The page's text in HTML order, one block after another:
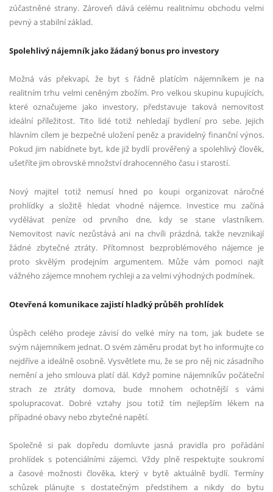
zúčastněné strany. Zároveň dává celému realitnímu obchodu velmi
pevný a stabilní základ.
Spolehlivý nájemník jako žádaný bonus pro investory
Možná vás překvapí, že byt s řádně platícím nájemníkem je na
realitním trhu velmi ceněným zbožím. Pro velkou skupinu kupujících,
které označujeme jako investory, představuje taková nemovitost
ideální příležitost. Tito lidé totiž nehledají bydlení pro sebe. Jejich
hlavním cílem je bezpečné uložení peněz a pravidelný finanční výnos.
Pokud jim nabídnete byt, kde již bydlí prověřený a spolehlivý člověk,
ušetříte jim obrovské množství drahocenného času i starostí.
Nový majitel totiž nemusí hned po koupi organizovat náročné
prohlídky a složitě hledat vhodné nájemce. Investice mu začíná
vydělávat peníze od prvního dne, kdy se stane vlastníkem.
Nemovitost navíc nezůstává ani na chvíli prázdná, takže nevznikají
žádné zbytečné ztráty. Přítomnost bezproblémového nájemce je
proto skvělým prodejním argumentem. Může vám pomoci najít
vážného zájemce mnohem rychleji a za velmi výhodných podmínek.
Otevřená komunikace zajistí hladký průběh prohlídek
Úspěch celého prodeje závisí do velké míry na tom, jak budete se
svým nájemníkem jednat. O svém záměru prodat byt ho informujte co
nejdříve a ideálně osobně. Vysvětlete mu, že se pro něj nic zásadního
nemění a jeho smlouva platí dál. Když pomine nájemníkův počáteční
strach ze ztráty domova, bude mnohem ochotnější s vámi
spolupracovat. Dobré vztahy jsou totiž tím nejlepším lékem na
případné obavy nebo zbytečné napětí.
Společně si pak dopředu domluvte jasná pravidla pro pořádání
prohlídek s potenciálními zájemci. Vždy plně respektujte soukromí
a časové možnosti člověka, který v bytě aktuálně bydlí. Termíny
schůzek plánujte s dostatečným předstihem a nikdy do bytu